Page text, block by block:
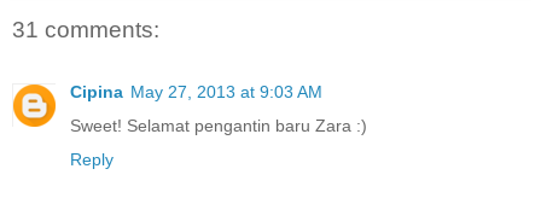
31 comments:
Cipina May 27, 2013 at 9:03 AM
Sweet! Selamat pengantin baru Zara :)
Reply